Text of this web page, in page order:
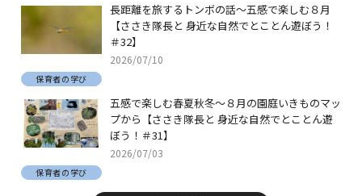
長距離を旅するトンボの話～五感で楽しむ８月
【ささき隊長と 身近な自然でとことん遊ぼう！
＃32】
2026/07/10
保育者の学び
五感で楽しむ春夏秋冬～８月の園庭いきものマッ
プから【ささき隊長と 身近な自然でとことん遊
ぼう！＃31】
2026/07/03
保育者の学び